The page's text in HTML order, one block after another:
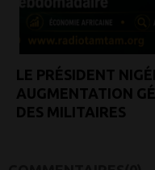
LE PRÉSIDENT
AUGMENTATION
DES MILITAIRES